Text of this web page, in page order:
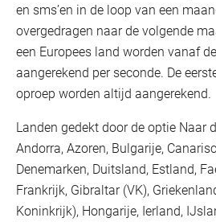
en sms’en in de loop van een
overgedragen naar de volgende
een Europees land worden vanaf
aangerekend per seconde. De
oproep worden altijd aangerekend.
Landen gedekt door de optie Naar
Andorra, Azoren, Bulgarije,
Denemarken, Duitsland, Estland,
Frankrijk, Gibraltar (VK),
Koninkrijk), Hongarije, Ierland,